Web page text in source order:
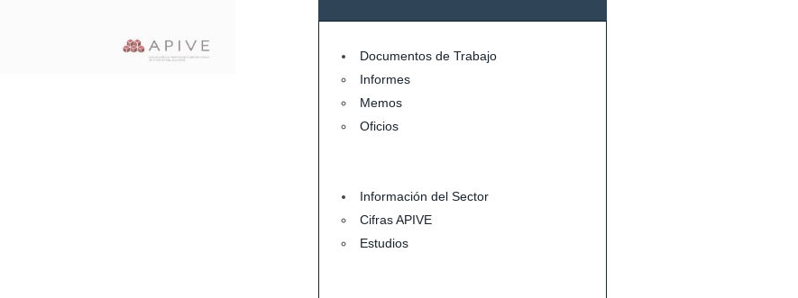
Documentos de Trabajo
Informes
Memos
Oficios
Información del Sector
Cifras APIVE
Estudios